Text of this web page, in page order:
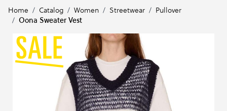
Home / Catalog / Women / Streetwear / Pullover
/ Oona Sweater Vest